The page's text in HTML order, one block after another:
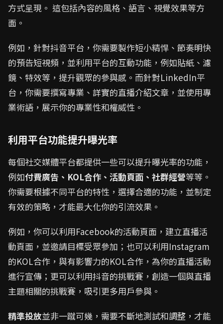
方式呈現。 這包括內容的風格、語言、視覺效果等方
面。
例如，針對抖音平台，你需要製作短小精悍、節奏明快
的預告短視頻，並利用平台的互動功能，例如貼紙、濾
鏡、特效等，提升觀眾的參與感。而針對LinkedIn平
台，你需要撰寫專業、詳實的直播介紹文章，並使用專
業術語，展示你的專業性和權威性。
利用平台功能提升曝光率
每個社交媒體平台都提供一些可以提升曝光率的功能，
例如付費廣告、KOL合作、活動頁面、社群經營等等。
你需要根據不同平台的特性，選擇合適的功能，並制定
有效的策略，才能最大化你的引流效果。
例如，你可以利用Facebook的活動頁面，建立直播活
動頁面，並邀請目標受眾參加；也可以利用Instagram
的KOL合作，與有影響力的KOL合作，為你的直播活動
進行宣傳；更可以利用抖音的挑戰賽，創造一個與直播
主題相關的挑戰賽，吸引更多用戶參與。
精準投放並非一蹴可幾，需要不斷地測試和調整，才能